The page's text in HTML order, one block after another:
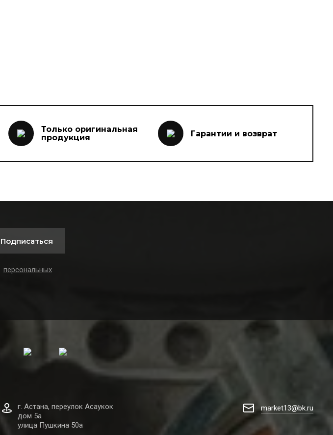
Только оригинальная
продукция
Гарантии и возврат
персональных
Подписаться
г. Астана, переулок Асаукок
дом 5а
улица Пушкина 50а
market13@bk.ru